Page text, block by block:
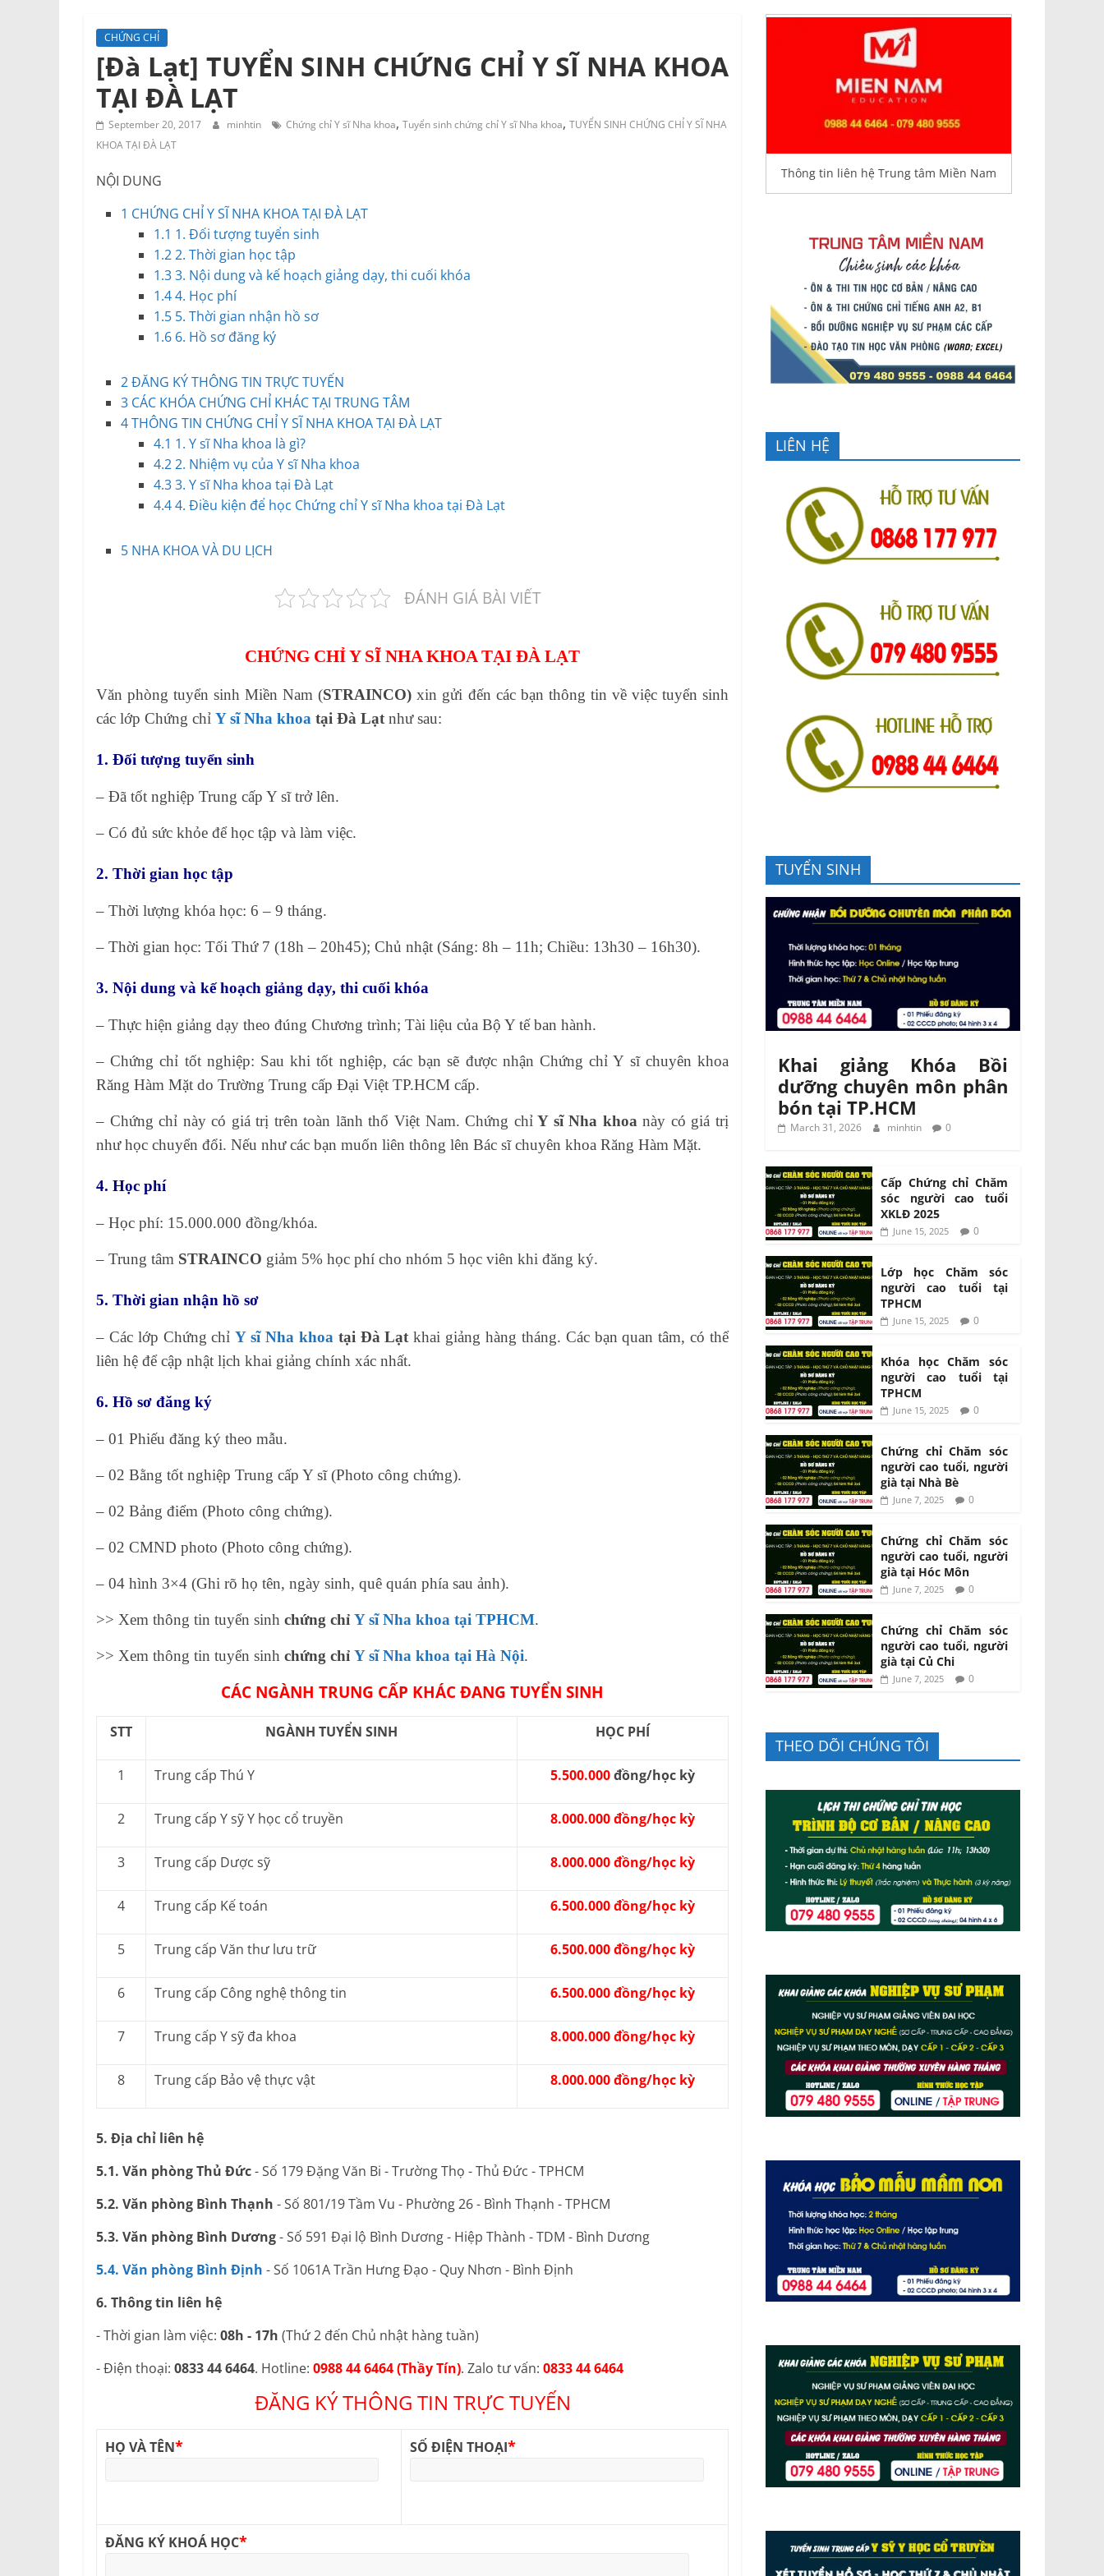
Tư
vấn
Miền
Nam
CHỨNG CHỈ
[Đà Lạt] TUYỂN SINH CHỨNG CHỈ Y SĨ NHA KHOA
TẠI ĐÀ LẠT
September 20, 2017 minhtin Chứng chỉ Y sĩ Nha khoa, Tuyển sinh chứng chỉ Y sĩ Nha khoa, TUYỂN SINH CHỨNG CHỈ Y SĨ NHA
KHOA TẠI ĐÀ LẠT
NỘI DUNG
1 CHỨNG CHỈ Y SĨ NHA KHOA TẠI ĐÀ LẠT
1.1 1. Đối tượng tuyển sinh
1.22. Thời gian học tập
1.33. Nội dung và kế hoạch giảng dạy, thi cuối khóa
1.44. Học phí
1.5 5. Thời gian nhận hồ sơ
1.6 6. Hồ sơ đăng ký
2ĐĂNG KÝ THÔNG TIN TRỰC TUYẾN
3 CÁC KHÓA CHỨNG CHỈ KHÁC TẠI TRUNG TÂM
4THÔNG TIN CHỨNG CHỈ Y SĨ NHA KHOA TẠI ĐÀ LẠT
4.1 1. Y sĩ Nha khoa là gì?
4.22. Nhiệm vụ của Y sĩ Nha khoa
4.33. Y sĩ Nha khoa tại Đà Lạt
4.44. Điều kiện để học Chứng chỉ Y sĩ Nha khoa tại Đà Lạt
5 NHA KHOA VÀ DU LỊCH
ĐÁNH GIÁ BÀI VIẾT
CHỨNG CHỈ Y SĨ NHA KHOA TẠI ĐÀ LẠT
Văn phòng tuyển sinh Miền Nam (STRAINCO) xin gửi đến các bạn thông tin về việc tuyển sinh
các lớp Chứng chỉ Y sĩ Nha khoa tại Đà Lạt như sau:
1. Đối tượng tuyển sinh
– Đã tốt nghiệp Trung cấp Y sĩ trở lên.
– Có đủ sức khỏe để học tập và làm việc.
2. Thời gian học tập
– Thời lượng khóa học: 6 – 9 tháng.
– Thời gian học: Tối Thứ 7 (18h – 20h45); Chủ nhật (Sáng: 8h – 11h; Chiều: 13h30 – 16h30).
3. Nội dung và kế hoạch giảng dạy, thi cuối khóa
– Thực hiện giảng dạy theo đúng Chương trình; Tài liệu của Bộ Y tế ban hành.
– Chứng chỉ tốt nghiệp: Sau khi tốt nghiệp, các bạn sẽ được nhận Chứng chỉ Y sĩ chuyên khoa
Răng Hàm Mặt do Trường Trung cấp Đại Việt TP.HCM cấp.
– Chứng chỉ này có giá trị trên toàn lãnh thổ Việt Nam. Chứng chỉY sĩ Nha khoa này có giá trị
như học chuyển đổi. Nếu như các bạn muốn liên thông lên Bác sĩ chuyên khoa Răng Hàm Mặt.
4. Học phí
– Học phí: 15.000.000 đồng/khóa.
– Trung tâm STRAINCO giảm 5% học phí cho nhóm 5 học viên khi đăng ký.
5. Thời gian nhận hồ sơ
– Các lớp Chứng chỉY sĩ Nha khoa tại Đà Lạt khai giảng hàng tháng. Các bạn quan tâm, có thể
liên hệ để cập nhật lịch khai giảng chính xác nhất.
6. Hồ sơ đăng ký
– 01 Phiếu đăng ký theo mẫu.
– 02 Bằng tốt nghiệp Trung cấp Y sĩ (Photo công chứng).
– 02 Bảng điểm (Photo công chứng).
– 02 CMND photo (Photo công chứng).
– 04 hình 3×4 (Ghi rõ họ tên, ngày sinh, quê quán phía sau ảnh).
>> Xem thông tin tuyển sinh chứng chỉ Y sĩ Nha khoa tại TPHCM.
>> Xem thông tin tuyển sinh chứng chỉ Y sĩ Nha khoa tại Hà Nội.
CÁC NGÀNH TRUNG CẤP KHÁC ĐANG TUYỂN SINH
STT NGÀNH TUYỂN SINH HỌC PHÍ
1 Trung cấp Thú Y 5.500.000đồng/học kỳ
2 Trung cấp Y sỹ Y học cổ truyền 8.000.000 đồng/học kỳ
3 Trung cấp Dược sỹ 8.000.000 đồng/học kỳ
4 Trung cấp Kế toán 6.500.000 đồng/học kỳ
5 Trung cấp Văn thư lưu trữ 6.500.000 đồng/học kỳ
6 Trung cấp Công nghệ thông tin 6.500.000 đồng/học kỳ
7 Trung cấp Y sỹ đa khoa 8.000.000 đồng/học kỳ
8 Trung cấp Bảo vệ thực vật 8.000.000 đồng/học kỳ
5. Địa chỉ liên hệ
5.1. Văn phòng Thủ Đức- Số 179 Đặng Văn Bi - Trường Thọ - Thủ Đức - TPHCM
5.2. Văn phòng Bình Thạnh - Số 801/19 Tầm Vu - Phường 26 - Bình Thạnh - TPHCM
5.3. Văn phòng Bình Dương- Số 591 Đại lộ Bình Dương - Hiệp Thành - TDM - Bình Dương
5.4. Văn phòng Bình Định - Số 1061A Trần Hưng Đạo - Quy Nhơn - Bình Định
6. Thông tin liên hệ
- Thời gian làm việc: 08h - 17h (Thứ 2 đến Chủ nhật hàng tuần)
- Điện thoại: 0833 44 6464. Hotline: 0988 44 6464 (Thầy Tín). Zalo tư vấn: 0833 44 6464
ĐĂNG KÝ THÔNG TIN TRỰC TUYẾN
HỌ VÀ TÊN* SỐ ĐIỆN THOẠI*
ĐĂNG KÝ KHOÁ HỌC*
Thông tin liên hệ Trung tâm Miền Nam
LIÊN HỆ
TUYỂN SINH
Khai giảng Khóa Bồi
dưỡng chuyên môn phân
bón tại TP.HCM
March 31, 2026 minhtin 0
Cấp Chứng chỉ Chăm
sóc người cao tuổi
XKLĐ 2025
June 15, 2025 0
Lớp học Chăm sóc
người cao tuổi tại
TPHCM
June 15, 2025 0
Khóa học Chăm sóc
người cao tuổi tại
TPHCM
June 15, 2025 0
Chứng chỉ Chăm sóc
người cao tuổi, người
già tại Nhà Bè
June 7, 2025 0
Chứng chỉ Chăm sóc
người cao tuổi, người
già tại Hóc Môn
June 7, 2025 0
Chứng chỉ Chăm sóc
người cao tuổi, người
già tại Củ Chi
June 7, 2025 0
THEO DÕI CHÚNG TÔI